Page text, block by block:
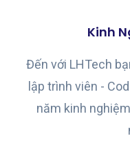
Kinh
Đến với LHTech
lập trình viên -
năm kinh